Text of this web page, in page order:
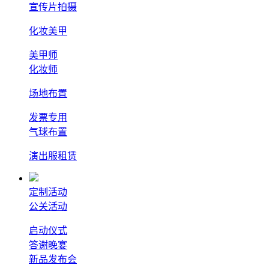
宣传片拍摄
化妆美甲
美甲师
化妆师
场地布置
发票专用
气球布置
演出服租赁
定制活动
公关活动
启动仪式
答谢晚宴
新品发布会